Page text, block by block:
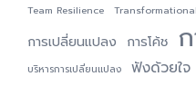
Team Resilience
การเปลี่ยนแปลง การโค้ช
บริหารการเปลี่ยนแปลง
ฟังด้วยใจ